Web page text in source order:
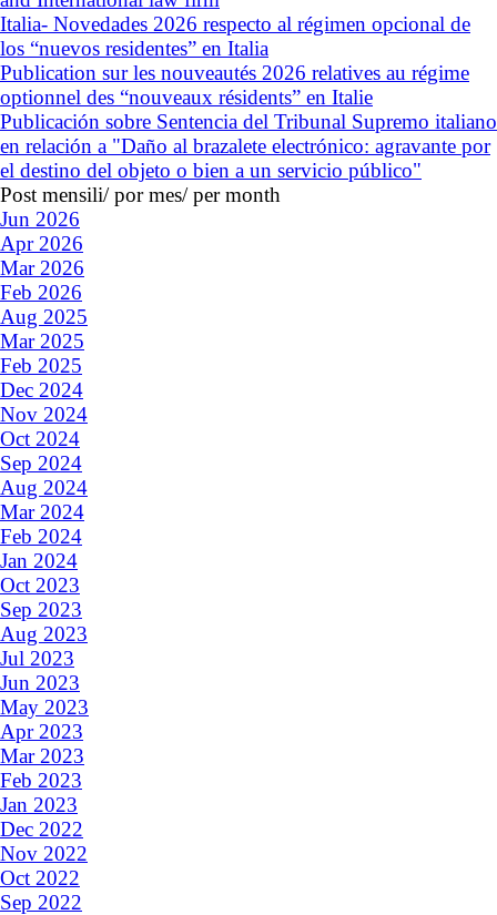
Italia- Novedades 2026 respecto al régimen opcional de
los “nuevos residentes” en Italia
Publication sur les nouveautés 2026 relatives au régime
optionnel des “nouveaux résidents” en Italie
Publicación sobre Sentencia del Tribunal Supremo italiano
en relación a "Daño al brazalete electrónico: agravante por
el destino del objeto o bien a un servicio público"
Post mensili/ por mes/ per month
Jun 2026
Apr 2026
Mar 2026
Feb 2026
Aug 2025
Mar 2025
Feb 2025
Dec 2024
Nov 2024
Oct 2024
Sep 2024
Aug 2024
Mar 2024
Feb 2024
Jan 2024
Oct 2023
Sep 2023
Aug 2023
Jul 2023
Jun 2023
May 2023
Apr 2023
Mar 2023
Feb 2023
Jan 2023
Dec 2022
Nov 2022
Oct 2022
Sep 2022